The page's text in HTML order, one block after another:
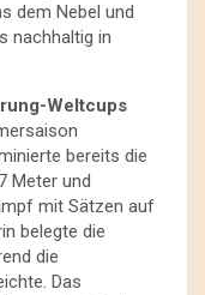
dem Nebel und
nachhaltig in
Weltcups
bereits die
Meter und
mit Sätzen auf
belegte die
die
Das